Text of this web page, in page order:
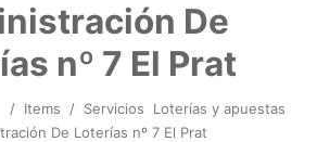
De
nº 7 El Prat
/ Items / Servicios
Loterías y apuestas
De Loterías nº 7 El Prat